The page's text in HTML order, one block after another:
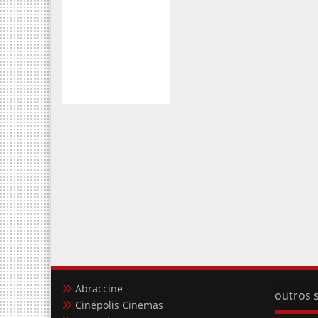
Abraccine
Cinépolis Cinemas
outros